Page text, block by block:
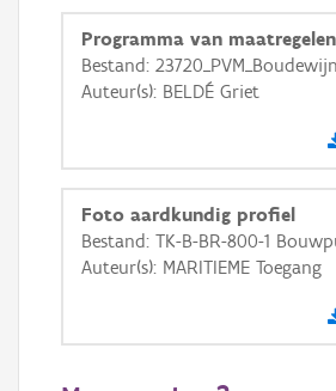
Programma van maatregelen
Bestand:
Auteur(s): BELDÉ Griet
Foto aardkundig profiel
Bestand: TK-B-BR-800-1
Auteur(s): MARITIEME Toegang